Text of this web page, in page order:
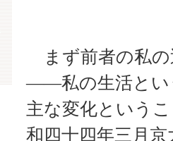
まず前者の私の
――私の生活とい
主な変化という
和四十四年三月